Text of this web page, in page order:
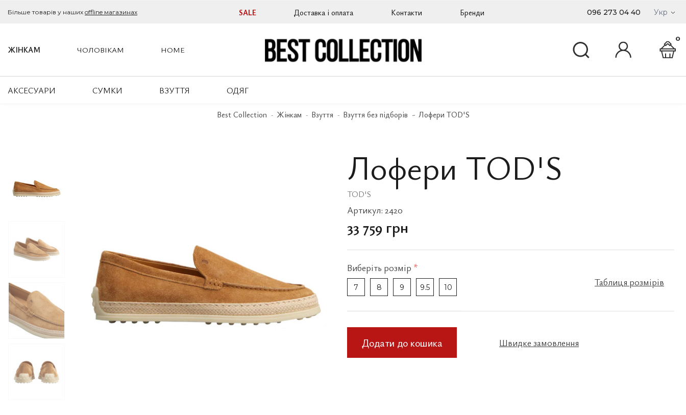
Більше товарів у наших offline магазинах SALE Доставка і оплата Контакти Бренди 096 273 04 40 Укр
ЖІНКАМ
АКСЕСУАРИ СУМКИ ВЗУТТЯ ОДЯГ
ЧОЛОВІКАМ HOME
0
Best Collection Жінкам Взуття Взуття без підборів Лофери TOD'S
Лофери TOD'S
TOD'S
Артикул: 2420
33 759 грн
Виберіть розмір *
7 8 9 9.5 10 Таблиця розмірів
Додати до кошика Швидке замовлення